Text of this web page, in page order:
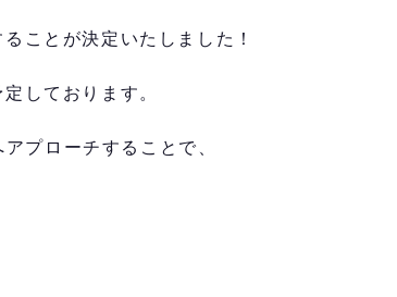
ことが決定いたしました！
しております。
プローチすることで、